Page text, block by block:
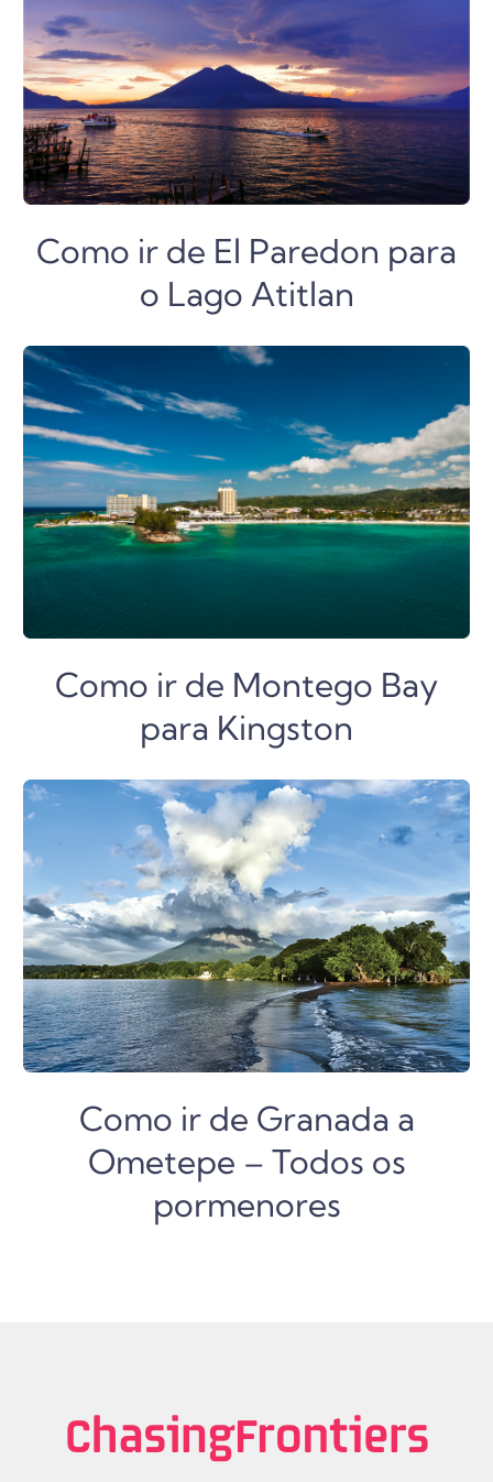
Como ir de El Paredon para
o Lago Atitlan
Como ir de Montego Bay
para Kingston
Como ir de Granada a
Ometepe – Todos os
pormenores